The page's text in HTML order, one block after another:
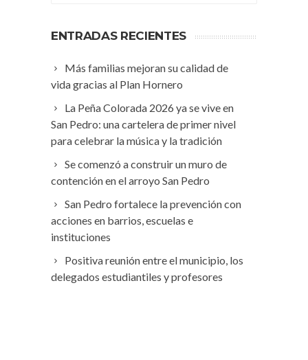
ENTRADAS RECIENTES
Más familias mejoran su calidad de
vida gracias al Plan Hornero
La Peña Colorada 2026 ya se vive en
San Pedro: una cartelera de primer nivel
para celebrar la música y la tradición
Se comenzó a construir un muro de
contención en el arroyo San Pedro
San Pedro fortalece la prevención con
acciones en barrios, escuelas e
instituciones
Positiva reunión entre el municipio, los
delegados estudiantiles y profesores